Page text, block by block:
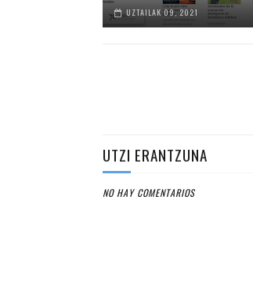
UZTAILAK 09, 2021
UTZI ERANTZUNA
NO HAY COMENTARIOS